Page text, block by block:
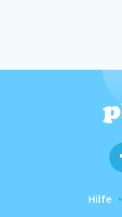
Hilfe